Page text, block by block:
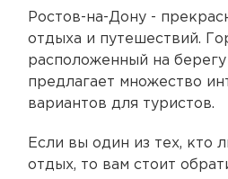
Ростов-на-Дону -
отдыха и путешествий.
расположенный на
предлагает множество
вариантов для туристов.
Если вы один из тех, кто
отдых, то вам стоит